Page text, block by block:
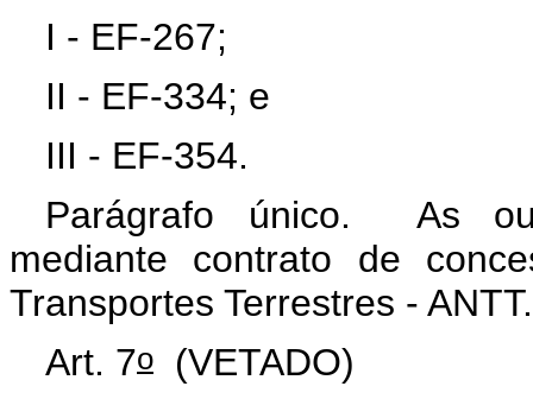
I - EF-267;
II - EF-334; e
III - EF-354.
Parágrafo único. As
mediante contrato de
Transportes Terrestres - ANTT.
Art. 7o
(VETADO)